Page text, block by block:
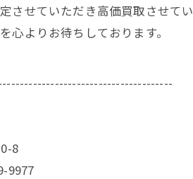
させていただき高価買取させてい
心よりお待ちしております。
8
9977